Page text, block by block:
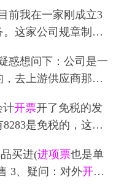
客户有个10K数量的
给供应商，现在我
前我在一家刚成立3
这家公司规章制度
料单。这家公司生
不一。 比如 我
材这些，我开出去的
产领用材料也没有
，包括车间的费用
我该如何核算完工
惑想问下：公司是一
去上游供应商那边
不多只有三成左右
有合同，回款走对
款走老板私人账户。
分收入，没交那么
虚高，实际上已
计开票开了免税的发
是免税的，这个
单品买进(进项票也是单
品)，组合成套装形式对外出售 3、疑问：对外开票